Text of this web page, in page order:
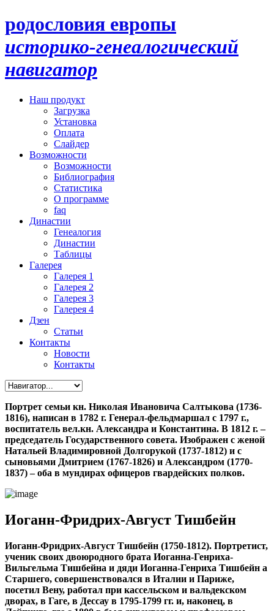
родословия европы
историко-генеалогический
навигатор
Наш продукт
Загрузка
Установка
Оплата
Слайдер
Возможности
Возможности
Библиография
Статистика
О программе
faq
Династии
Генеалогия
Династии
Таблицы
Галерея
Галерея 1
Галерея 2
Галерея 3
Галерея 4
Дзен
Статьи
Контакты
Новости
Контакты
Портрет семьи кн. Николая Ивановича Салтыкова (1736-
1816), написан в 1782 г. Генерал-фельдмаршал с 1797 г.,
воспитатель вел.кн. Александра и Константина. В 1812 г. –
председатель Государственного совета. Изображен с женой
Натальей Владимировной Долгорукой (1737-1812) и с
сыновьями Дмитрием (1767-1826) и Александром (1770-
1837) – оба в мундирах офицеров гвардейских полков.
Иоганн-Фридрих-Август Тишбейн
Иоганн-Фридрих-Август Тишбейн (1750-1812). Портретист,
ученик своих двоюродного брата Иоганна-Генриха-
Вильгельма Тишбейна и дяди Иоганна-Генриха Тишбейн а
Старшего, совершенствовался в Италии и Париже,
посетил Вену, работал при кассельском и вальдекском
дворах, в Гаге, в Дессау в 1795-1799 гг. и, наконец, в